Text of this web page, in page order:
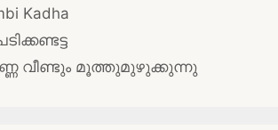
Kadha
വീണ്ടും മൂത്തുമുഴുക്കുന്നു